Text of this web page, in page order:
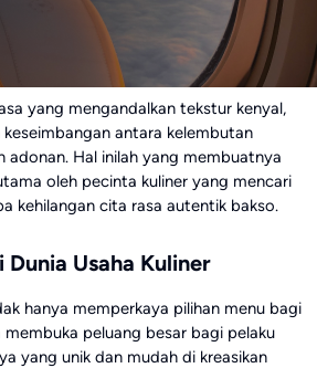
yang mengandalkan tekstur kenyal,
antara kelembutan
adonan. Hal inilah yang membuatnya
oleh pecinta kuliner yang mencari
kehilangan cita rasa autentik bakso.
Dunia Usaha Kuliner
hanya memperkaya pilihan menu bagi
peluang besar bagi pelaku
yang unik dan mudah di kreasikan